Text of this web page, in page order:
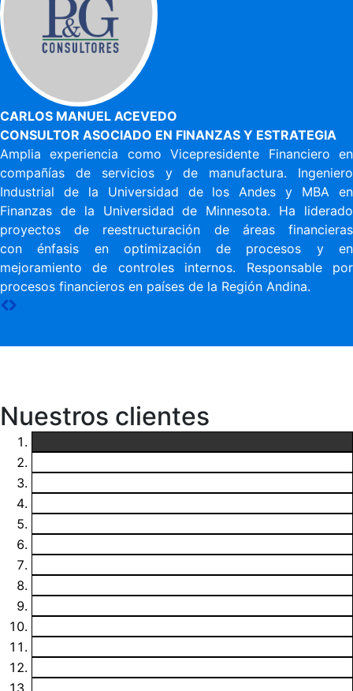
CARLOS MANUEL ACEVEDO
CONSULTOR ASOCIADO EN FINANZAS Y ESTRATEGIA
Amplia experiencia como Vicepresidente Financiero en
compañías de servicios y de manufactura. Ingeniero
Industrial de la Universidad de los Andes y MBA en
Finanzas de la Universidad de Minnesota. Ha liderado
proyectos de reestructuración de áreas financieras
con énfasis en optimización de procesos y en
mejoramiento de controles internos. Responsable por
procesos financieros en países de la Región Andina.
Nuestros clientes